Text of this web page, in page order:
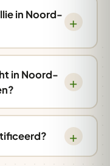
in Noord-
in Noord-